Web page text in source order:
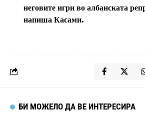
неговите игри во албанската
напиша Касами.
БИ МОЖЕЛО ДА ВЕ ИНТЕРЕСИРА